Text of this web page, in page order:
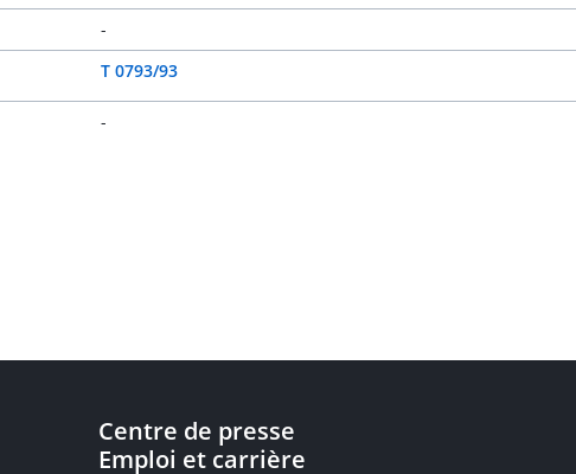
-
T 0793/93
-
Centre de presse
Emploi et carrière